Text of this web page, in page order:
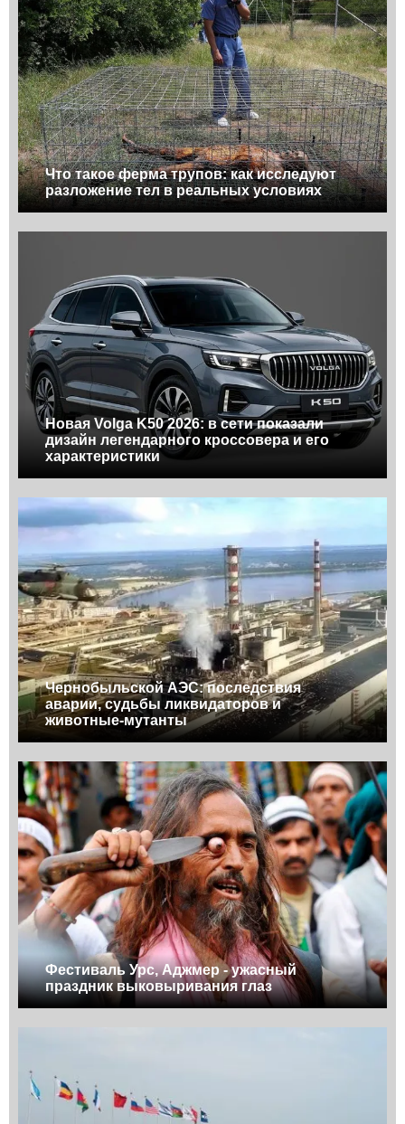
Что такое ферма трупов: как исследуют
разложение тел в реальных условиях
Новая Volga K50 2026: в сети показали
дизайн легендарного кроссовера и его
характеристики
Чернобыльской АЭС: последствия
аварии, судьбы ликвидаторов и
животные-мутанты
Фестиваль Урс, Аджмер - ужасный
праздник выковыривания глаз